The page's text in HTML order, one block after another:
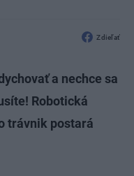
Zdieľať
a nechce sa
Robotická
trávnik postará